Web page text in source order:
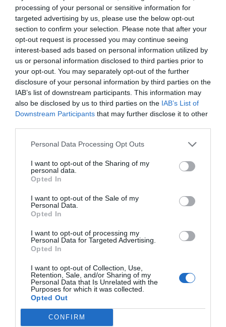
processing of your personal or sensitive information for
targeted advertising by us, please use the below opt-out
section to confirm your selection. Please note that after your
opt-out request is processed you may continue seeing
interest-based ads based on personal information utilized by
us or personal information disclosed to third parties prior to
your opt-out. You may separately opt-out of the further
disclosure of your personal information by third parties on the
IAB’s list of downstream participants. This information may
also be disclosed by us to third parties on the IAB’s List of
Downstream Participants that may further disclose it to other
Personal Data Processing Opt Outs
I want to opt-out of the Sharing of my
personal data.
Opted In
I want to opt-out of the Sale of my
Personal Data.
Opted In
I want to opt-out of processing my
Personal Data for Targeted Advertising.
Opted In
I want to opt-out of Collection, Use,
Retention, Sale, and/or Sharing of my
Personal Data that Is Unrelated with the
Purposes for which it was collected.
Opted Out
CONFIRM
"La tasa Google es de una
miopía gubernamental de
primer nivel"
Puesto que habla de decisiones geopolíticas, y ¿el
Gobierno qué? "A la empresa se la ha satanizado.
El actual Gobierno está maltratándola. No hay ni
uno en el Gobierno que haya trabajado en el
mundo real, que es en el que a final de mes no
tienes dinero, cuando no has podido pagar a los
proveedores. Esto es trabajar en el mundo real",
justifica el profesor. Su opinión se basa, además,
en la idea de que "un país es lo que son sus
empresas. Mira si no en los Estados Unidos, las
norteamericanas, por eso son los primeros".